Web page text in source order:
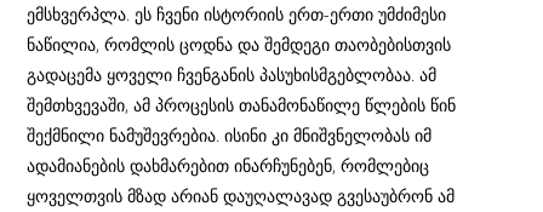
ემსხვერპლა. ეს ჩვენი ისტორიის ერთ-ერთი უმძიმესი
ნაწილია, რომლის ცოდნა და შემდეგი თაობებისთვის
გადაცემა ყოველი ჩვენგანის პასუხისმგებლობაა. ამ
შემთხვევაში, ამ პროცესის თანამონაწილე წლების წინ
შექმნილი ნამუშევრებია. ისინი კი მნიშვნელობას იმ
ადამიანების დახმარებით ინარჩუნებენ, რომლებიც
ყოველთვის მზად არიან დაუღალავად გვესაუბრონ ამ